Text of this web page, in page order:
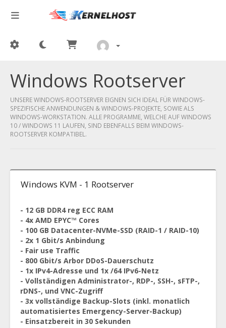
Windows Rootserver
UNSERE WINDOWS-ROOTSERVER EIGNEN SICH IDEAL FÜR WINDOWS-
SPEZIFISCHE ANWENDUNGEN & WINDOWS-PROJEKTE, SOWIE ALS
WINDOWS-WORKSTATION. ALLE PROGRAMME, WELCHE AUF WINDOWS
10 / WINDOWS 11 LAUFEN, SIND EBENFALLS BEIM WINDOWS-
ROOTSERVER KOMPATIBEL.
Windows KVM - 1 Rootserver
- 12 GB DDR4 reg ECC RAM
- 4x AMD EPYC™ Cores
- 100 GB Datacenter-NVMe-SSD (RAID-1 / RAID-10)
- 2x 1 Gbit/s Anbindung
- Fair use Traffic
- 800 Gbit/s Arbor DDoS-Dauerschutz
- 1x IPv4-Adresse und 1x /64 IPv6-Netz
- Vollständigen Administrator-, RDP-, SSH-, sFTP-,
rDNS-, und VNC-Zugriff
- 3x vollständige Backup-Slots (inkl. monatlich
automatisiertes Emergency-Server-Backup)
- Einsatzbereit in 30 Sekunden